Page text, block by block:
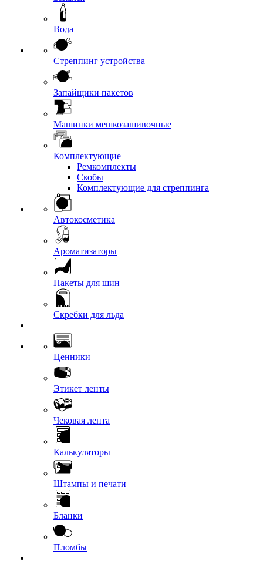
Вода
Стреппинг устройства
Запайщики пакетов
Машинки мешкозашивочные
Комплектующие
Ремкомплекты
Скобы
Комплектующие для стреппинга
Автокосметика
Ароматизаторы
Пакеты для шин
Скребки для льда
Ценники
Этикет ленты
Чековая лента
Калькуляторы
Штампы и печати
Бланки
Пломбы